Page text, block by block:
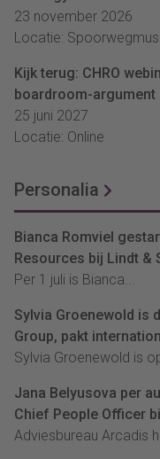
23 november 2026
Locatie:
Kijk terug: CHRO
boardroom-argument
25 juni 2027
Locatie: Online
Personalia
Bianca Romviel
Resources bij Lindt &
Per 1 juli is Bianca...
Sylvia Groenewold is
Group, pakt
Sylvia Groenewold is
Jana Belyusova per
Chief People Officer
Adviesbureau Arcadis